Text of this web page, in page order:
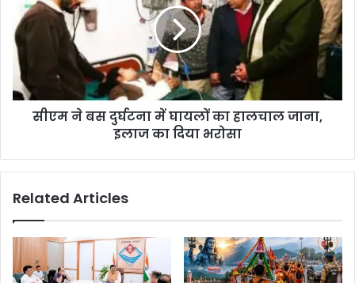
सीएम ने बस दुर्घटना में घायलों का हालचाल जाना,
इलाज का दिया भरोसा
Related Articles